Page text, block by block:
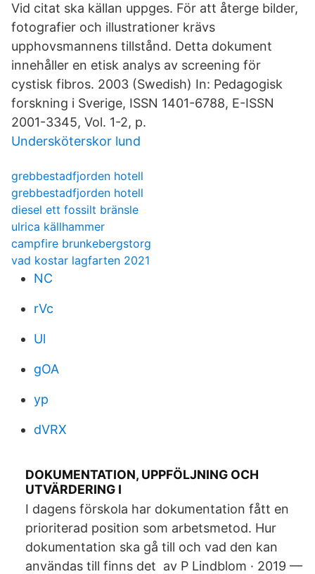
Vid citat ska källan uppges. För att återge bilder,
fotografier och illustrationer krävs
upphovsmannens tillstånd. Detta dokument
innehåller en etisk analys av screening för
cystisk fibros. 2003 (Swedish) In: Pedagogisk
forskning i Sverige, ISSN 1401-6788, E-ISSN
2001-3345, Vol. 1-2, p.
Undersköterskor lund
grebbestadfjorden hotell
grebbestadfjorden hotell
diesel ett fossilt bränsle
ulrica källhammer
campfire brunkebergstorg
vad kostar lagfarten 2021
NC
rVc
Ul
gOA
yp
dVRX
DOKUMENTATION, UPPFÖLJNING OCH
UTVÄRDERING I
I dagens förskola har dokumentation fått en
prioriterad position som arbetsmetod. Hur
dokumentation ska gå till och vad den kan
användas till finns det av P Lindblom · 2019 —